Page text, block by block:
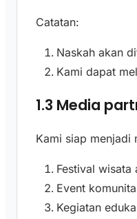
Catatan:
Naskah akan
Kami dapat
1.3 Media
Kami siap menjadi
Festival wisata
Event
Kegiatan